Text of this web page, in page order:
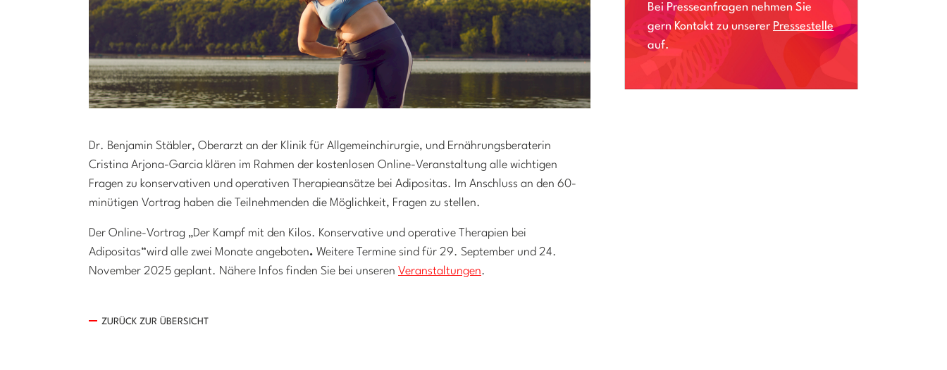
Dr. Benjamin Stäbler, Oberarzt an der Klinik für Allgemeinchirurgie, und Ernährungsberaterin
Cristina Arjona-Garcia klären im Rahmen der kostenlosen Online-Veranstaltung alle wichtigen
Fragen zu konservativen und operativen Therapieansätze bei Adipositas. Im Anschluss an den 60-
minütigen Vortrag haben die Teilnehmenden die Möglichkeit, Fragen zu stellen.
Der Online-Vortrag „Der Kampf mit den Kilos. Konservative und operative Therapien bei
Adipositas“wird alle zwei Monate angeboten. Weitere Termine sind für 29. September und 24.
November 2025 geplant. Nähere Infos finden Sie bei unseren Veranstaltungen.
ZURÜCK ZUR ÜBERSICHT
Bei Presseanfragen nehmen Sie
gern Kontakt zu unserer Pressestelle
auf.